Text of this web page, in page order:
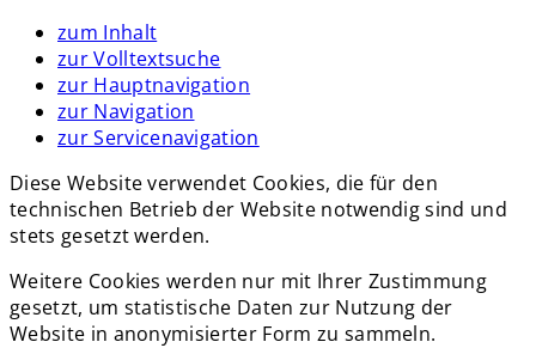
zum Inhalt
zur Volltextsuche
zur Hauptnavigation
zur Navigation
zur Servicenavigation
Diese Website verwendet Cookies, die für den
technischen Betrieb der Website notwendig sind und
stets gesetzt werden.
Weitere Cookies werden nur mit Ihrer Zustimmung
gesetzt, um statistische Daten zur Nutzung der
Website in anonymisierter Form zu sammeln.